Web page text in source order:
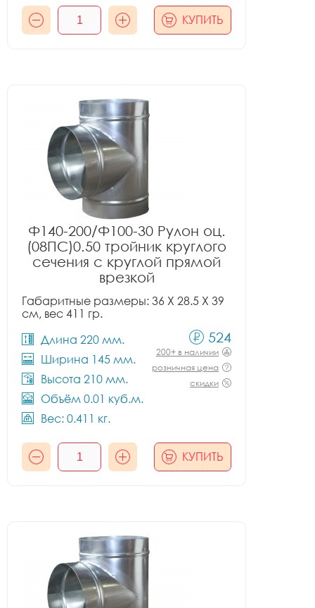
КУПИТЬ
Ф140-200/Ф100-30 Рулон оц.
(08ПС)0.50 тройник круглого
сечения с круглой прямой
врезкой
Габаритные размеры: 36 X 28.5 X 39
см, вес 411 гр.
Длина 220 мм.
Ширина 145 мм.
Высота 210 мм.
Объём 0.01 куб.м.
Вес: 0.411 кг.
524
200+ в наличии
розничная цена
скидки
КУПИТЬ